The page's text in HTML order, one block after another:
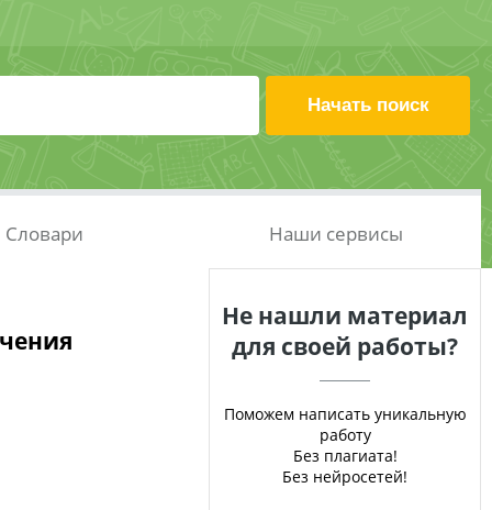
Словари Наши сервисы
Не нашли материал
для своей работы?
Поможем написать уникальную
работу
Без плагиата!
Без нейросетей!